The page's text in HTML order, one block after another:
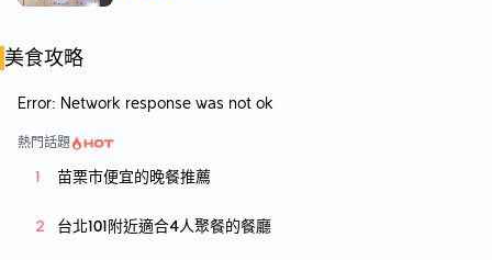
美食攻略
Error: Network response was not ok
熱門話題
苗栗市便宜的晚餐推薦
台北101附近適合4人聚餐的餐廳